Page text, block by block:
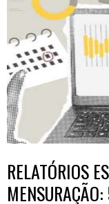
RELATÓRIOS